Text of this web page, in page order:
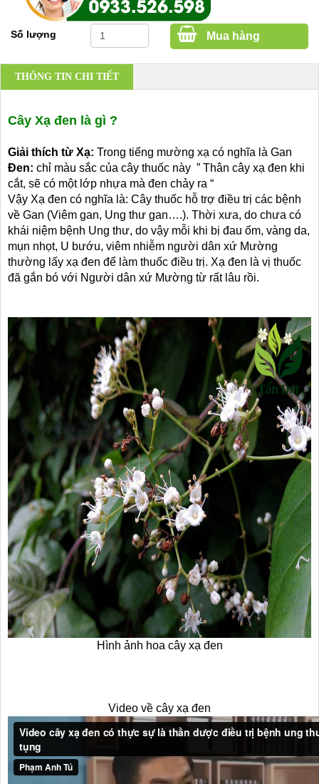
Số lượng Mua hàng
THÔNG TIN CHI TIẾT
Cây Xạ đen là gì ?
Giải thích từ Xạ: Trong tiếng mường xạ có nghĩa là Gan
Đen: chỉ màu sắc của cây thuốc này ” Thân cây xạ đen khi
cắt, sẽ có một lớp nhựa mà đen chảy ra “
Vậy Xạ đen có nghĩa là: Cây thuốc hỗ trợ điều trị các bệnh
về Gan (Viêm gan, Ung thư gan….). Thời xưa, do chưa có
khái niệm bệnh Ung thư, do vậy mỗi khi bị đau ốm, vàng da,
mụn nhọt, U bướu, viêm nhiễm người dân xứ Mường
thường lấy xạ đen để làm thuốc điều trị. Xạ đen là vị thuốc
đã gắn bó với Người dân xứ Mường từ rất lâu rồi.
Hình ảnh hoa cây xạ đen
Video về cây xạ đen